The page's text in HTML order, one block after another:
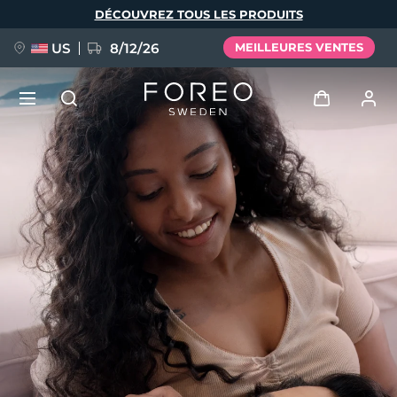
DÉCOUVREZ TOUS LES PRODUITS
US 8/12/26 MEILLEURES VENTES
Se connecter
Profil de l'utilisateur
Mes appareils
Mes commandes
Mes adresses
Mes abonnements
NOUVEAU
FAQ™ Pure Beauty-Tech Elixir
BREAKING NEWS
issa™ Teeth Whitening Set
Langue
English Deutsch
Español
Français
Italiano
Português
Polski
Svenska
Русский
Türkçe
简体中文 繁體中文